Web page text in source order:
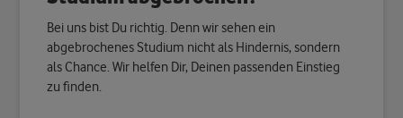
Bei uns bist Du richtig. Denn wir sehen ein
abgebrochenes Studium nicht als Hindernis, sondern
als Chance. Wir helfen Dir, Deinen passenden Einstieg
zu finden.